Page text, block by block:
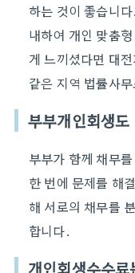
하는 것이 좋습니
내하여 개인 맞춤
게 느끼셨다면 대
같은 지역 법률사
부부개인회생
부부가 함께 채무
한 번에 문제를 해
해 서로의 채무를
합니다.
개인회생수수